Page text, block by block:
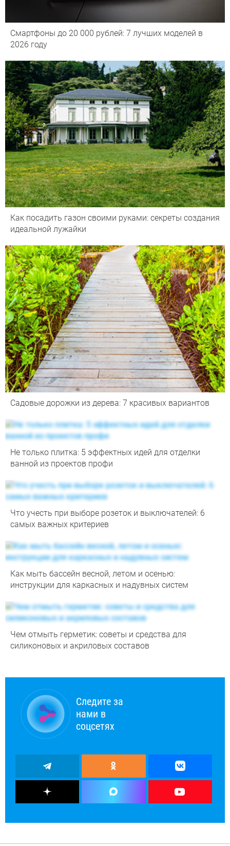
Смартфоны до 20 000 рублей: 7 лучших моделей в
2026 году
Как посадить газон своими руками: секреты создания
идеальной лужайки
Садовые дорожки из дерева: 7 красивых вариантов
Не только плитка: 5 эффектных идей для отделки
ванной из проектов профи
Что учесть при выборе розеток и выключателей: 6
самых важных критериев
Как мыть бассейн весной, летом и осенью:
инструкции для каркасных и надувных систем
Чем отмыть герметик: советы и средства для
силиконовых и акриловых составов
Следите за
нами в
соцсетях